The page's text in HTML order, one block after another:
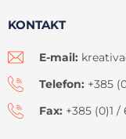
KONTAKT
E-mail:
Telefon: +385
Fax: +385 (0)1 /